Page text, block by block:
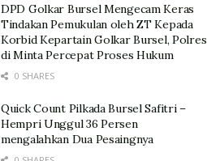
DPD Golkar Bursel Mengecam Keras
Tindakan Pemukulan oleh ZT Kepada
Korbid Kepartain Golkar Bursel, Polres
di Minta Percepat Proses Hukum
0 SHARES
Quick Count Pilkada Bursel Safitri –
Hempri Unggul 36 Persen
mengalahkan Dua Pesaingnya